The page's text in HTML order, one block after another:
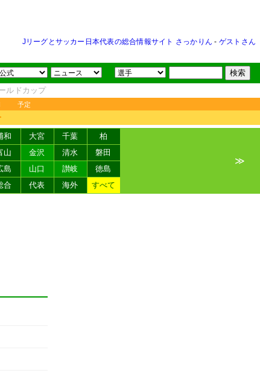
Jリーグとサッカー日本代表の総合情報サイト さっかりん - ゲストさん
ルドカップ
予定
和 大宮 千葉
柏
山 金沢 清水
磐田
島 山口 讃岐
徳島
合 代表 海外 すべて
≫